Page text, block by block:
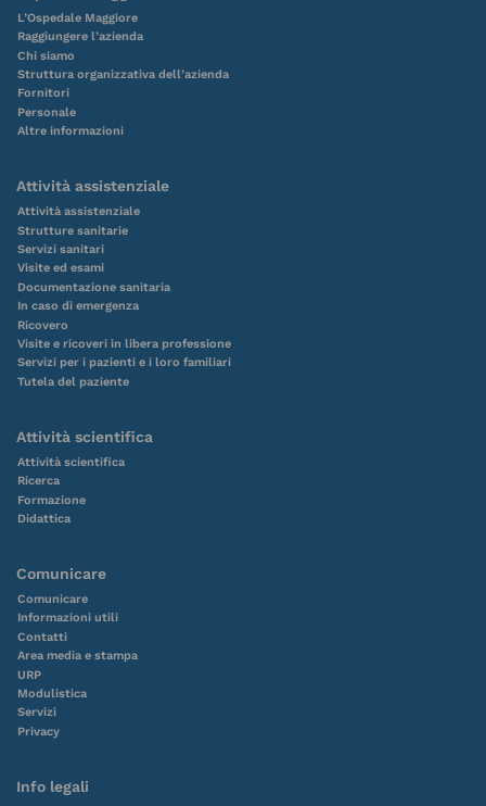
L’Ospedale Maggiore
Raggiungere l’azienda
Chi siamo
Struttura organizzativa dell’azienda
Fornitori
Personale
Altre informazioni
Attività assistenziale
Attività assistenziale
Strutture sanitarie
Servizi sanitari
Visite ed esami
Documentazione sanitaria
In caso di emergenza
Ricovero
Visite e ricoveri in libera professione
Servizi per i pazienti e i loro familiari
Tutela del paziente
Attività scientifica
Attività scientifica
Ricerca
Formazione
Didattica
Comunicare
Comunicare
Informazioni utili
Contatti
Area media e stampa
URP
Modulistica
Servizi
Privacy
Info legali